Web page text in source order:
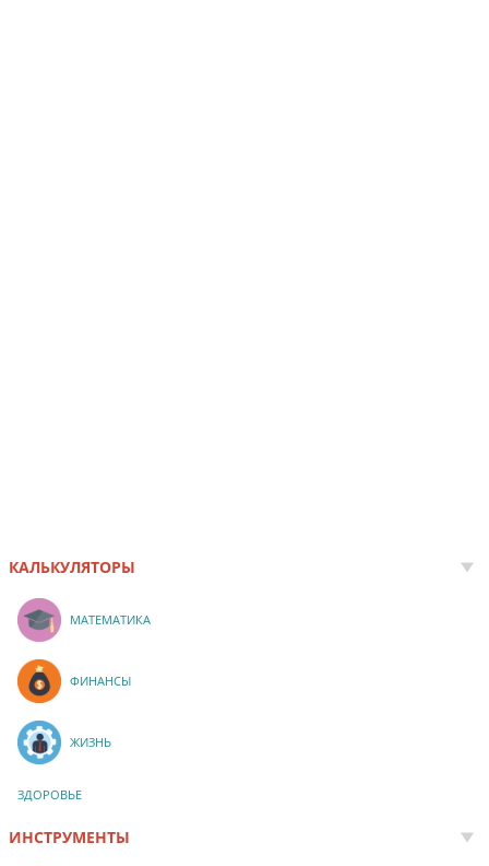
КАЛЬКУЛЯТОРЫ
МАТЕМАТИКА
ФИНАНСЫ
ЖИЗНЬ
ЗДОРОВЬЕ
ИНСТРУМЕНТЫ